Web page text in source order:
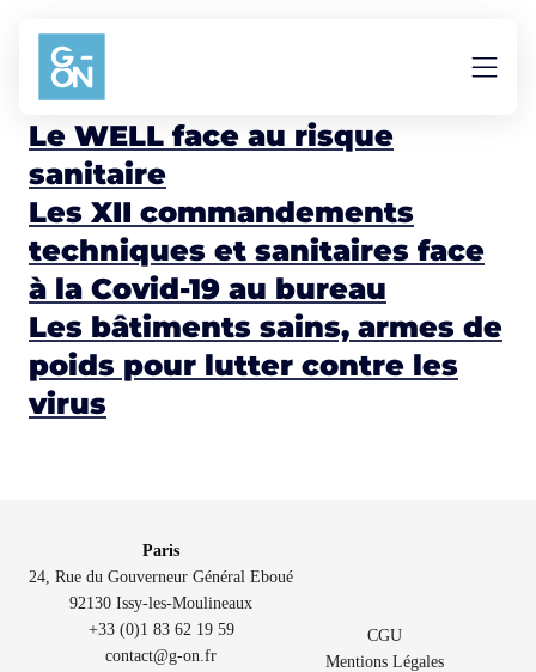
Aller au contenu
Hygiène
Le WELL face au risque
sanitaire
Les XII commandements
techniques et sanitaires face
à la Covid-19 au bureau
Les bâtiments sains, armes de
poids pour lutter contre les
virus
Paris
24, Rue du Gouverneur Général Eboué
92130 Issy-les-Moulineaux
+33 (0)1 83 62 19 59
contact@g-on.fr
CGU
Mentions Légales